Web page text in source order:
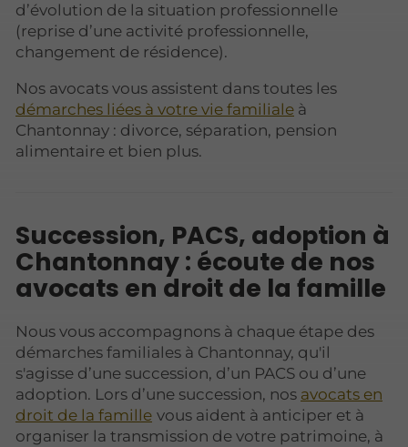
d’évolution de la situation professionnelle
(reprise d’une activité professionnelle,
changement de résidence).
Nos avocats vous assistent dans toutes les
démarches liées à votre vie familiale à
Chantonnay : divorce, séparation, pension
alimentaire et bien plus.
Succession, PACS, adoption à
Chantonnay : écoute de nos
avocats en droit de la famille
Nous vous accompagnons à chaque étape des
démarches familiales à Chantonnay, qu'il
s'agisse d’une succession, d’un PACS ou d’une
adoption. Lors d’une succession, nos avocats en
droit de la famille vous aident à anticiper et à
organiser la transmission de votre patrimoine, à